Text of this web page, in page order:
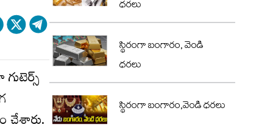
చేశారు.
ధరలు
స్థిరంగా బంగారం, వెండి
ధరలు
స్థిరంగా బంగారం,వెండి ధరలు